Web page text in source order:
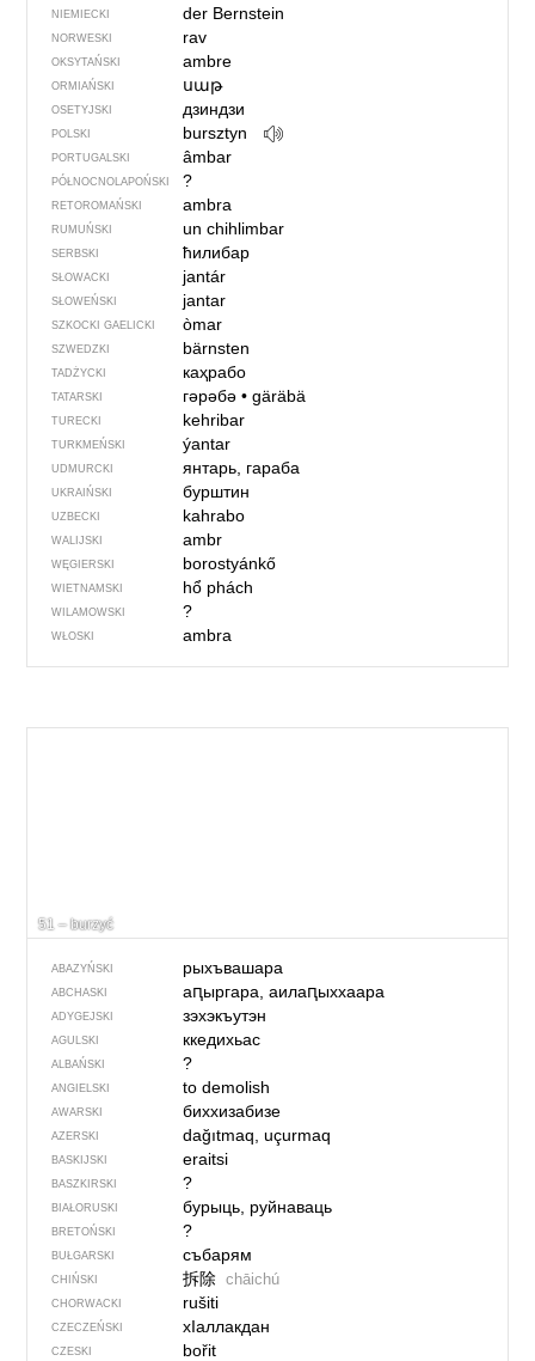
NIEMIECKI der Bernstein
NORWESKI rav
OKSYTAŃSKI ambre
ORMIAŃSKI սաթ
OSETYJSKI дзиндзи
POLSKI bursztyn
PORTUGALSKI âmbar
PÓŁNOCNO­LA­POŃ­SKI ?
RETOROMAŃSKI ambra
RUMUŃSKI un chihlimbar
SERBSKI ћилибар
SŁOWACKI jantár
SŁOWEŃSKI jantar
SZKOCKI GAELICKI òmar
SZWEDZKI bärnsten
TADŻYCKI каҳрабо
TATARSKI гәрәбә• gäräbä
TURECKI kehribar
TURKMEŃSKI ýantar
UDMURCKI янтарь, гараба
UKRAIŃSKI бурштин
UZBECKI kahrabo
WALIJSKI ambr
WĘGIERSKI borostyánkő
WIETNAMSKI hổ phách
WILAMOWSKI ?
WŁOSKI ambra
51 – burzyć
ABAZYŃSKI рыхъвашара
ABCHASKI аԥыргара, аилаԥыххаара
ADYGEJSKI зэхэкъутэн
AGULSKI ккедихьас
ALBAŃSKI ?
ANGIELSKI to demolish
AWARSKI биххизабизе
AZERSKI dağıtmaq, uçurmaq
BASKIJSKI eraitsi
BASZKIRSKI ?
BIAŁORUSKI бурыць, руйнаваць
BRETOŃSKI ?
BUŁGARSKI събарям
CHIŃSKI 拆除 chāichú
CHORWACKI rušiti
CZECZEŃSKI хIаллакдан
CZESKI bořit